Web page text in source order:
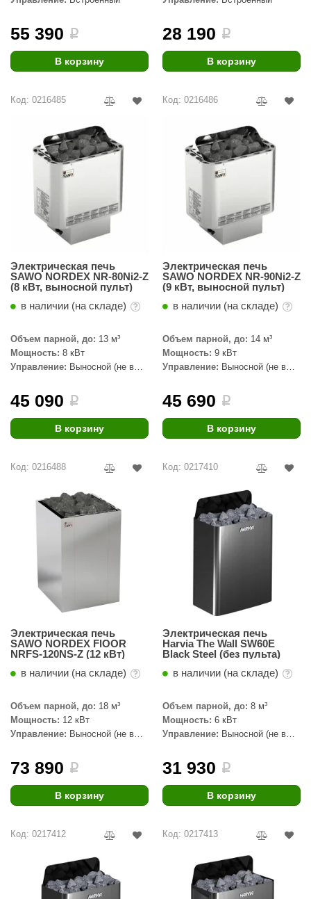
55 390 i
В корзину
28 190 i
В корзину
Код: 0216485
Электрическая печь
SAWO NORDEX NR-80Ni2-Z
(8 кВт, выносной пульт)
в наличии (на складе)
Объем парной, до: 13 м³
Мощность: 8 кВт
Управление: Выносной (не в
45 090 i
В корзину
Код: 0216486
Электрическая печь
SAWO NORDEX NR-90Ni2-Z
(9 кВт, выносной пульт)
в наличии (на складе)
Объем парной, до: 14 м³
Мощность: 9 кВт
Управление: Выносной (не в
45 690 i
В корзину
Код: 0216488
Электрическая печь
SAWO NORDEX FlOOR
NRFS-120NS-Z (12 кВт)
в наличии (на складе)
Объем парной, до: 18 м³
Мощность: 12 кВт
Управление: Выносной (не в
73 890 i
В корзину
Код: 0217410
Электрическая печь
Harvia The Wall SW60E
Black Steel (без пульта)
в наличии (на складе)
Объем парной, до: 8 м³
Мощность: 6 кВт
Управление: Выносной (не в
31 930 i
В корзину
Код: 0217412 Код: 0217413